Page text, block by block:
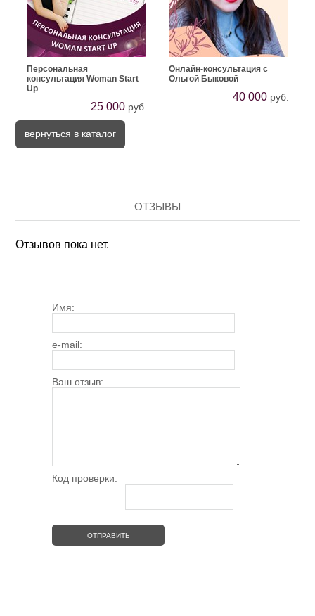
Персональная
консультация Woman Start
Up
25 000руб.
Онлайн-консультация с
Ольгой Быковой
40 000руб.
вернуться в каталог
ОТЗЫВЫ
Отзывов пока нет.
Имя:
e-mail:
Ваш отзыв:
Код проверки: